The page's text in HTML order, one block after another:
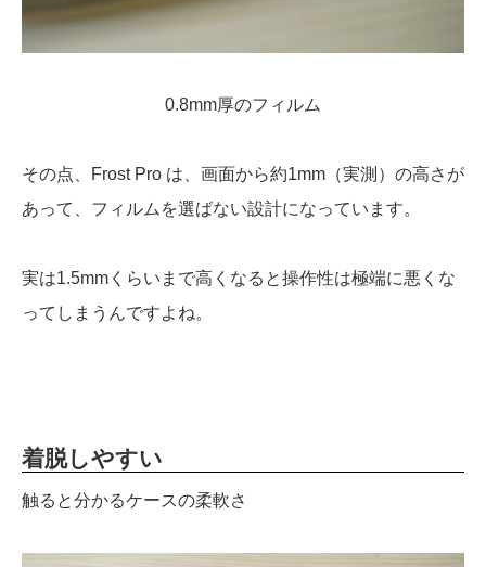
0.8mm厚のフィルム
その点、Frost Pro は、画面から約1mm（実測）の高さが
あって、フィルムを選ばない設計になっています。
実は1.5mmくらいまで高くなると操作性は極端に悪くな
ってしまうんですよね。
着脱しやすい
触ると分かるケースの柔軟さ